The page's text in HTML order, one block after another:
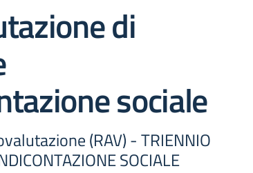
di
sociale
(RAV) - TRIENNIO
SOCIALE